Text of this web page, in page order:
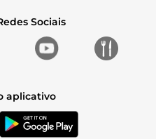
Sociais
aplicativo